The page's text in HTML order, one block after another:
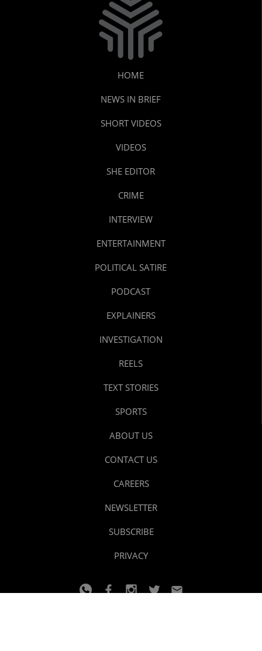
HOME
NEWS IN BRIEF
SHORT VIDEOS
VIDEOS
SHE EDITOR
CRIME
INTERVIEW
ENTERTAINMENT
POLITICAL SATIRE
PODCAST
EXPLAINERS
INVESTIGATION
REELS
TEXT STORIES
SPORTS
ABOUT US
CONTACT US
CAREERS
NEWSLETTER
SUBSCRIBE
PRIVACY